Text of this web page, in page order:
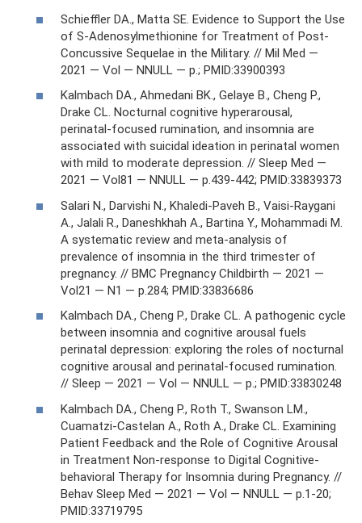
Schieffler DA., Matta SE. Evidence to Support the Use
of S-Adenosylmethionine for Treatment of Post-
Concussive Sequelae in the Military. // Mil Med —
2021 — Vol — NNULL — p.; PMID:33900393
Kalmbach DA., Ahmedani BK., Gelaye B., Cheng P.,
Drake CL. Nocturnal cognitive hyperarousal,
perinatal-focused rumination, and insomnia are
associated with suicidal ideation in perinatal women
with mild to moderate depression. // Sleep Med —
2021 — Vol81 — NNULL — p.439-442; PMID:33839373
Salari N., Darvishi N., Khaledi-Paveh B., Vaisi-Raygani
A., Jalali R., Daneshkhah A., Bartina Y., Mohammadi M.
A systematic review and meta-analysis of
prevalence of insomnia in the third trimester of
pregnancy. // BMC Pregnancy Childbirth — 2021 —
Vol21 — N1 — p.284; PMID:33836686
Kalmbach DA., Cheng P., Drake CL. A pathogenic cycle
between insomnia and cognitive arousal fuels
perinatal depression: exploring the roles of nocturnal
cognitive arousal and perinatal-focused rumination.
// Sleep — 2021 — Vol — NNULL — p.; PMID:33830248
Kalmbach DA., Cheng P., Roth T., Swanson LM.,
Cuamatzi-Castelan A., Roth A., Drake CL. Examining
Patient Feedback and the Role of Cognitive Arousal
in Treatment Non-response to Digital Cognitive-
behavioral Therapy for Insomnia during Pregnancy. //
Behav Sleep Med — 2021 — Vol — NNULL — p.1-20;
PMID:33719795